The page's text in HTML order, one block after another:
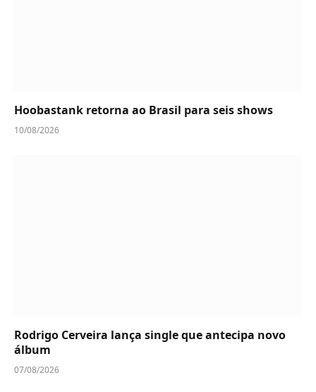
Hoobastank retorna ao Brasil para seis shows
10/08/2026
Rodrigo Cerveira lança single que antecipa novo
álbum
07/08/2026